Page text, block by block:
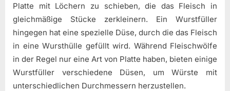
Platte mit Löchern zu schieben, die das Fleisch in
gleichmäßige Stücke zerkleinern. Ein Wurstfüller
hingegen hat eine spezielle Düse, durch die das Fleisch
in eine Wursthülle gefüllt wird. Während Fleischwölfe
in der Regel nur eine Art von Platte haben, bieten einige
Wurstfüller verschiedene Düsen, um Würste mit
unterschiedlichen Durchmessern herzustellen.